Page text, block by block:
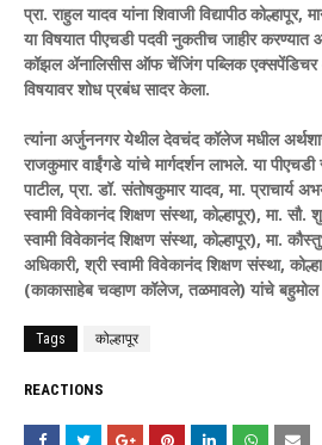
प्रा. राहुल यादव यांना शिवाजी विद्यापीठ कोल्हापूर,
या विषयात पीएचडी पदवी नुकतीच जाहीर
कॉझल ॲनालिसीस ऑफ चेंजिंग पब्लिक
विषयावर शोध प्रबंध सादर केला.
त्यांना अर्जुननगर येथील देवचंद कॉलेज मधील
राजकुमार वाईंगडे यांचे मार्गदर्शन लाभले. या
पाटील, प्रा. डॉ. संतोषकुमार यादव, मा. प्राचार्य
स्वामी विवेकानंद शिक्षण संस्था, कोल्हापूर), मा. सौ.
स्वामी विवेकानंद शिक्षण संस्था, कोल्हापूर), मा.
अधिकारी, श्री स्वामी विवेकानंद शिक्षण संस्था,
(काकासाहेब चव्हाण कॉलेज, तळमावले) यांचे बहुमोल
Tags कोल्हापूर
REACTIONS